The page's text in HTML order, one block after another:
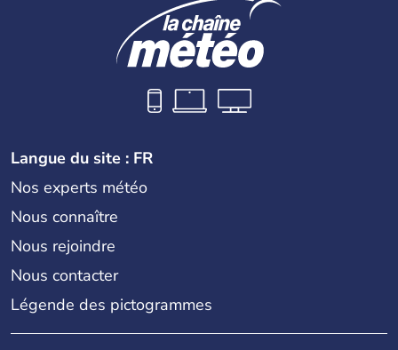
Langue du site : FR
Nos experts météo
Nous connaître
Nous rejoindre
Nous contacter
Légende des pictogrammes